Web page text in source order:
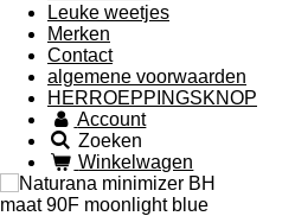
Leuke weetjes
Merken
Contact
algemene voorwaarden
HERROEPPINGSKNOP
Account
Zoeken
Winkelwagen